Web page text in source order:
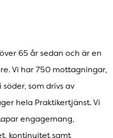
65 år sedan och är en
Vi har 750 mottagningar,
som drivs av
hela Praktikertjänst. Vi
engagemang,
kontinuitet samt